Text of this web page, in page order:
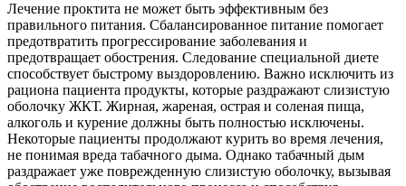
Лечение проктита не может быть эффективным без
правильного питания. Сбалансированное питание помогает
предотвратить прогрессирование заболевания и
предотвращает обострения. Следование специальной диете
способствует быстрому выздоровлению. Важно исключить из
рациона пациента продукты, которые раздражают слизистую
оболочку ЖКТ. Жирная, жареная, острая и соленая пища,
алкоголь и курение должны быть полностью исключены.
Некоторые пациенты продолжают курить во время лечения,
не понимая вреда табачного дыма. Однако табачный дым
раздражает уже поврежденную слизистую оболочку, вызывая